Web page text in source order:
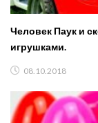
Человек Паук и
игрушками.
08.10.2018